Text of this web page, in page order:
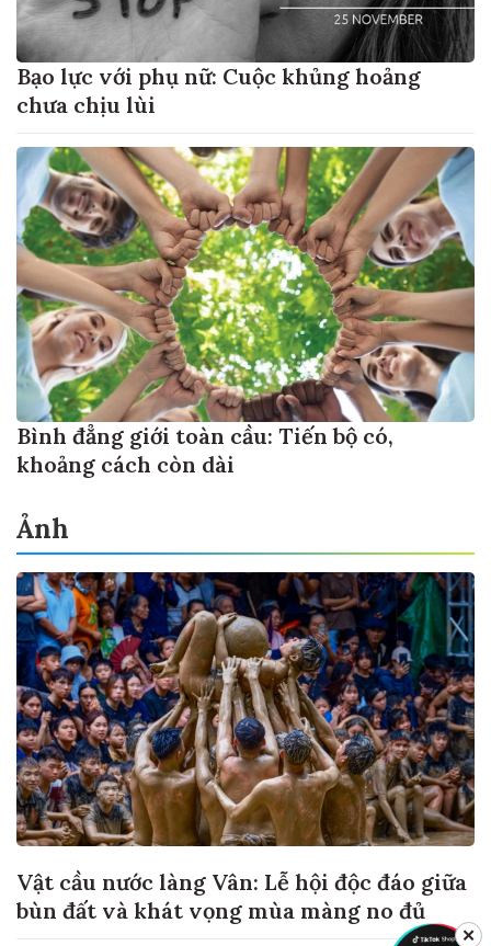
Bạo lực với phụ nữ: Cuộc khủng hoảng
chưa chịu lùi
Bình đẳng giới toàn cầu: Tiến bộ có,
khoảng cách còn dài
Ảnh
Vật cầu nước làng Vân: Lễ hội độc đáo giữa
bùn đất và khát vọng mùa màng no đủ
✕